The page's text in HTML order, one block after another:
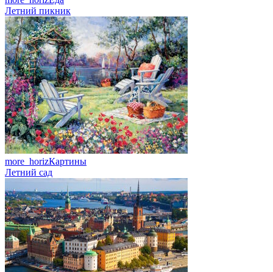
Летний пикник
more_horizКартины
Летний сад